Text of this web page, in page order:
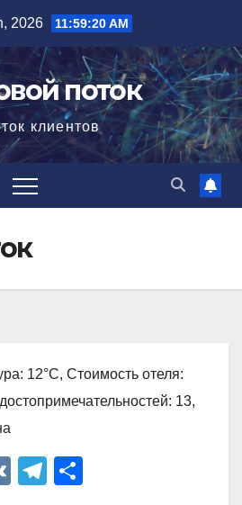
2026 11:59:21 AM
поток
клиентов
12°C, Стоимость отеля:
13,
V
T